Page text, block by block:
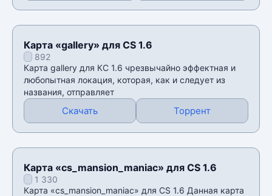
Карта «gallery» для CS 1.6
892
Карта gallery для КС 1.6 чрезвычайно эффектная и
любопытная локация, которая, как и следует из
названия, отправляет
Скачать Торрент
Карта «cs_mansion_maniac» для CS 1.6
1 330
Карта «cs_mansion_maniac» для CS 1.6 Данная карта